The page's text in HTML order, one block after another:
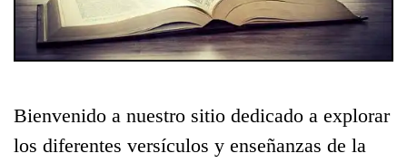
Bienvenido a nuestro sitio dedicado a explorar
los diferentes versículos y enseñanzas de la